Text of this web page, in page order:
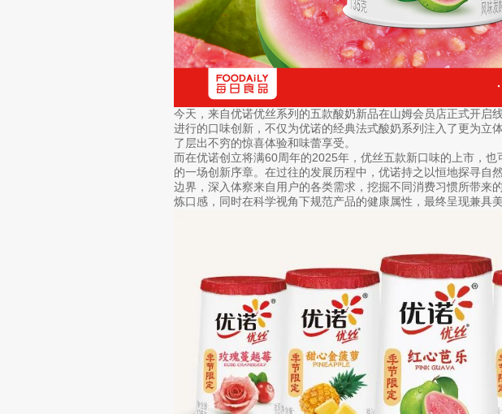
今天，来自优诺优丝系列的五款酸奶新品在山姆会员店正式开启
进行的口味创新，不仅为优诺的经典法式酸奶系列注入了更为立
了层出不穷的惊喜体验和味蕾享受。
而在优诺创立将满60周年的2025年，优丝五款新口味的上市，
的一场创新序章。在过往的发展历程中，优诺持之以恒地探寻自
边界，深入体察来自用户的各类需求，挖掘不同消费习惯所带来
炼口感，同时在科学视角下规范产品的健康属性，最终呈现兼具